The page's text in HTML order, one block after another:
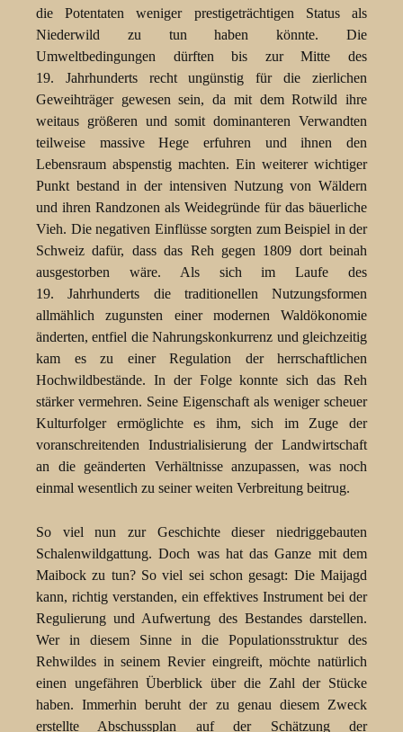
die Potentaten weniger prestigeträchtigen Status als
Niederwild zu tun haben könnte. Die
Umweltbedingungen dürften bis zur Mitte des
19. Jahrhunderts recht ungünstig für die zierlichen
Geweihträger gewesen sein, da mit dem Rotwild ihre
weitaus größeren und somit dominanteren Verwandten
teilweise massive Hege erfuhren und ihnen den
Lebensraum abspenstig machten. Ein weiterer wichtiger
Punkt bestand in der intensiven Nutzung von Wäldern
und ihren Randzonen als Weidegründe für das bäuerliche
Vieh. Die negativen Einflüsse sorgten zum Beispiel in der
Schweiz dafür, dass das Reh gegen 1809 dort beinah
ausgestorben wäre. Als sich im Laufe des
19. Jahrhunderts die traditionellen Nutzungsformen
allmählich zugunsten einer modernen Waldökonomie
änderten, entfiel die Nahrungskonkurrenz und gleichzeitig
kam es zu einer Regulation der herrschaftlichen
Hochwildbestände. In der Folge konnte sich das Reh
stärker vermehren. Seine Eigenschaft als weniger scheuer
Kulturfolger ermöglichte es ihm, sich im Zuge der
voranschreitenden Industrialisierung der Landwirtschaft
an die geänderten Verhältnisse anzupassen, was noch
einmal wesentlich zu seiner weiten Verbreitung beitrug.
So viel nun zur Geschichte dieser niedriggebauten
Schalenwildgattung. Doch was hat das Ganze mit dem
Maibock zu tun? So viel sei schon gesagt: Die Maijagd
kann, richtig verstanden, ein effektives Instrument bei der
Regulierung und Aufwertung des Bestandes darstellen.
Wer in diesem Sinne in die Populationsstruktur des
Rehwildes in seinem Revier eingreift, möchte natürlich
einen ungefähren Überblick über die Zahl der Stücke
haben. Immerhin beruht der zu genau diesem Zweck
erstellte Abschussplan auf der Schätzung der